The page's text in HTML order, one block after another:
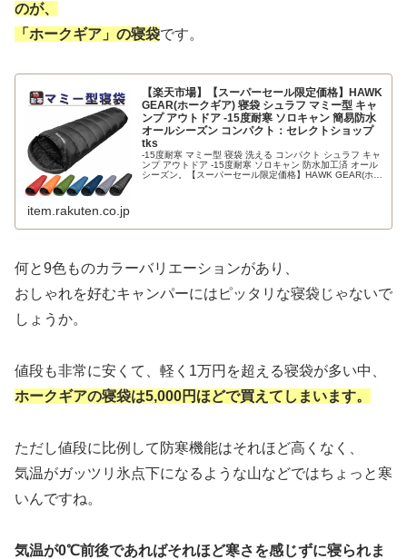
のが、
「ホークギア」の寝袋です。
【楽天市場】【スーパーセール限定価格】HAWK
GEAR(ホークギア) 寝袋 シュラフ マミー型 キャ
ンプ アウトドア -15度耐寒 ソロキャン 簡易防水
オールシーズン コンパクト：セレクトショップ
tks
-15度耐寒 マミー型 寝袋 洗える コンパクト シュラフ キャ
ンプ アウトドア -15度耐寒 ソロキャン 防水加工済 オール
シーズン。【スーパーセール限定価格】HAWK GEAR(ホー
item.rakuten.co.jp
何と9色ものカラーバリエーションがあり、
おしゃれを好むキャンパーにはピッタリな寝袋じゃないで
しょうか。
値段も非常に安くて、軽く1万円を超える寝袋が多い中、
ホークギアの寝袋は5,000円ほどで買えてしまいます。
ただし値段に比例して防寒機能はそれほど高くなく、
気温がガッツリ氷点下になるような山などではちょっと寒
いんですね。
気温が0℃前後であればそれほど寒さを感じずに寝られま